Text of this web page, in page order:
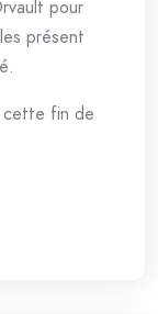
pour
présent
cette fin de